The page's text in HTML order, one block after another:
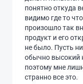
понятно откуда
видимо где то
произошло так
продукт и его
не было. Пусть
обычно высокий
поэтому мне
странно все это.